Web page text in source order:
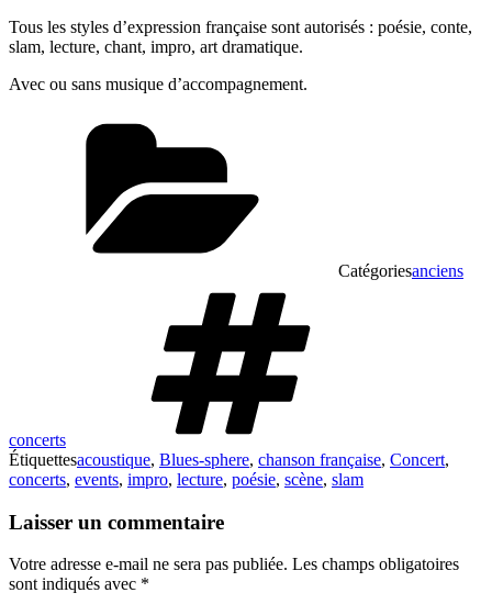
Tous les styles d’expression française sont autorisés : poésie, conte,
slam, lecture, chant, impro, art dramatique.
Avec ou sans musique d’accompagnement.
Catégoriesanciens
concerts
Étiquettesacoustique, Blues-sphere, chanson française, Concert,
concerts, events, impro, lecture, poésie, scène, slam
Laisser un commentaire
Votre adresse e-mail ne sera pas publiée. Les champs obligatoires
sont indiqués avec *